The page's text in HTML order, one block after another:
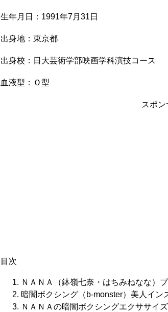
生年月日：1991年7月31日
出身地：東京都
出身校：日大芸術学部映画学科演技コース
血液型：Ｏ型
スポ
目次
ＮＡＮＡ（鉢嶺七奈・はちみねなな）
暗闇ボクシング（b-monster）美人イン
ＮＡＮＡの暗闇ボクシングエクササイ